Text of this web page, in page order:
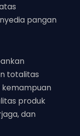
pangan
totalitas
kemampuan
produk
dan